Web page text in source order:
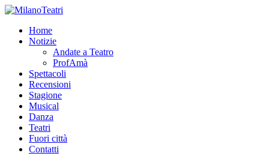
Home
Notizie
Andate a Teatro
ProfAmà
Spettacoli
Recensioni
Stagione
Musical
Danza
Teatri
Fuori città
Contatti